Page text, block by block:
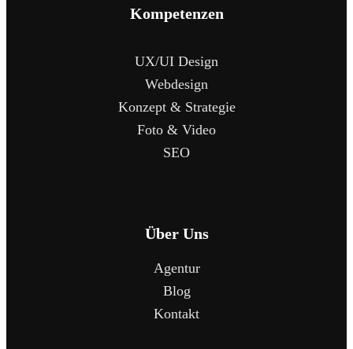
Kompetenzen
UX/UI Design
Webdesign
Konzept & Strategie
Foto & Video
SEO
Über Uns
Agentur
Blog
Kontakt